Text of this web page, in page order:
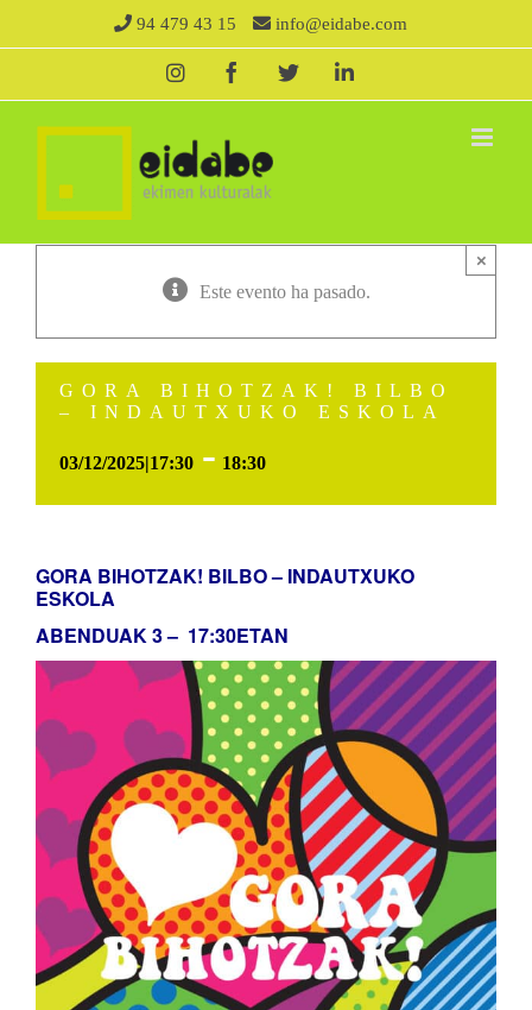
al
94 479 43 15 info@eidabe.com
InstagramFacebook
X LinkedIn
Este evento ha pasado.
×
GORA BIHOTZAK! BILBO
– INDAUTXUKO ESKOLA
03/12/2025|17:30 - 18:30
GORA BIHOTZAK! BILBO – INDAUTXUKO
ESKOLA
ABENDUAK 3 – 17:30ETAN